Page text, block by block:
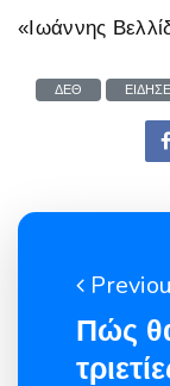
«Ιωάννης
ΔΕΘ
Πώς